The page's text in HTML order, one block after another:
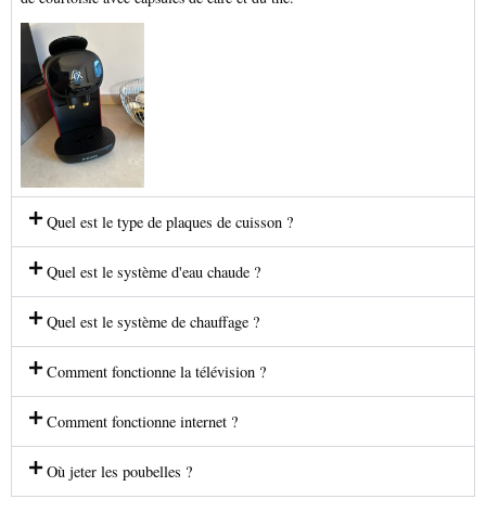
Quel est le type de plaques de cuisson ?
Quel est le système d'eau chaude ?
Quel est le système de chauffage ?
Comment fonctionne la télévision ?
Comment fonctionne internet ?
Où jeter les poubelles ?